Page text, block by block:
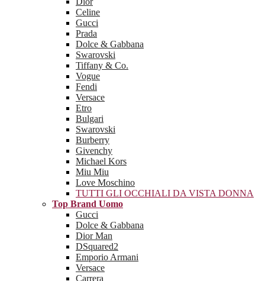
Celine
Gucci
Prada
Dolce & Gabbana
Swarovski
Tiffany & Co.
Vogue
Fendi
Versace
Etro
Bulgari
Swarovski
Burberry
Givenchy
Michael Kors
Miu Miu
Love Moschino
TUTTI GLI OCCHIALI DA VISTA DONNA
Top Brand Uomo
Gucci
Dolce & Gabbana
Dior Man
DSquared2
Emporio Armani
Versace
Carrera